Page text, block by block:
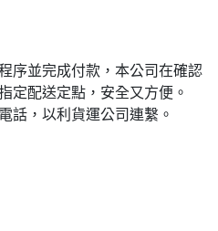
序並完成付款，本公司在確認
定配送定點，安全又方便。
話，以利貨運公司連繫。